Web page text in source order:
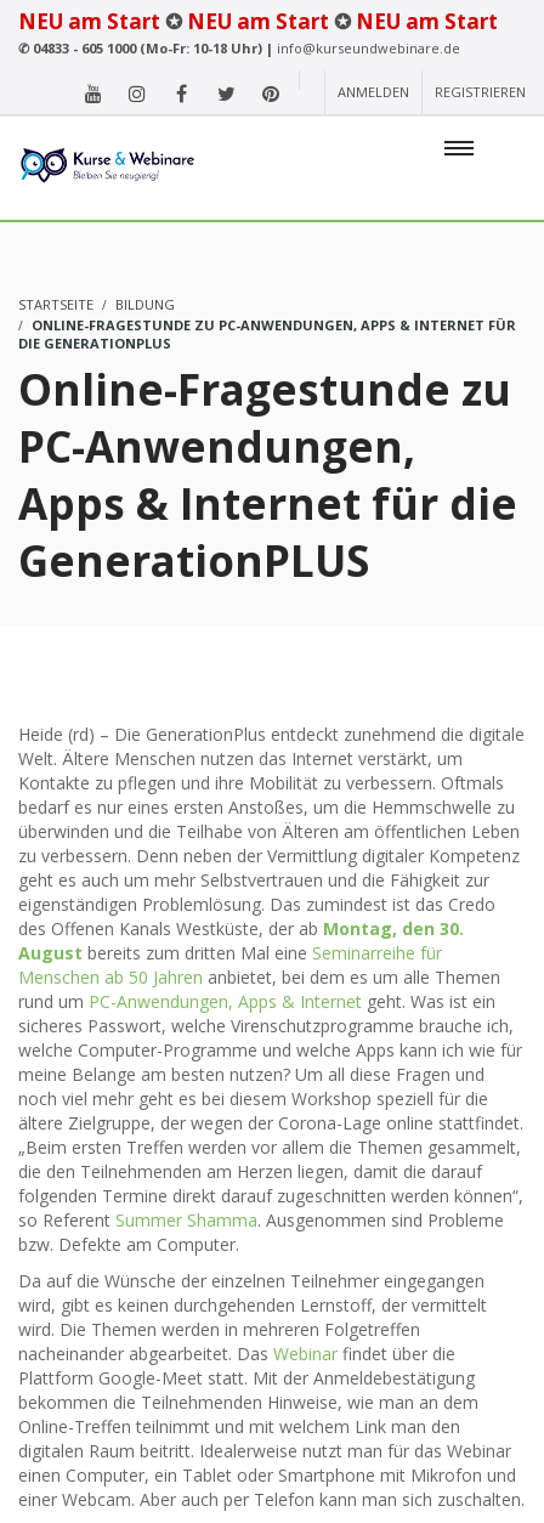
NEU am Start ✪ NEU am Start ✪ NEU am Start
✆04833 - 605 1000 (Mo-Fr: 10-18 Uhr) | info@kurseundwebinare.de
ANMELDEN REGISTRIEREN
STARTSEITE
BILDUNG
ONLINE-FRAGESTUNDE ZU PC-ANWENDUNGEN, APPS & INTERNET FÜR
DIE GENERATIONPLUS
Online-Fragestunde zu
PC-Anwendungen,
Apps & Internet für die
GenerationPLUS
Heide (rd) – Die GenerationPlus entdeckt zunehmend die digitale
Welt. Ältere Menschen nutzen das Internet verstärkt, um
Kontakte zu pflegen und ihre Mobilität zu verbessern. Oftmals
bedarf es nur eines ersten Anstoßes, um die Hemmschwelle zu
überwinden und die Teilhabe von Älteren am öffentlichen Leben
zu verbessern. Denn neben der Vermittlung digitaler Kompetenz
geht es auch um mehr Selbstvertrauen und die Fähigkeit zur
eigenständigen Problemlösung. Das zumindest ist das Credo
des Offenen Kanals Westküste, der ab Montag, den 30.
August bereits zum dritten Mal eine Seminarreihe für
Menschen ab 50 Jahren anbietet, bei dem es um alle Themen
rund um PC-Anwendungen, Apps & Internet geht. Was ist ein
sicheres Passwort, welche Virenschutzprogramme brauche ich,
welche Computer-Programme und welche Apps kann ich wie für
meine Belange am besten nutzen? Um all diese Fragen und
noch viel mehr geht es bei diesem Workshop speziell für die
ältere Zielgruppe, der wegen der Corona-Lage online stattfindet.
„Beim ersten Treffen werden vor allem die Themen gesammelt,
die den Teilnehmenden am Herzen liegen, damit die darauf
folgenden Termine direkt darauf zugeschnitten werden können“,
so Referent Summer Shamma. Ausgenommen sind Probleme
bzw. Defekte am Computer.
Da auf die Wünsche der einzelnen Teilnehmer eingegangen
wird, gibt es keinen durchgehenden Lernstoff, der vermittelt
wird. Die Themen werden in mehreren Folgetreffen
nacheinander abgearbeitet. Das Webinar findet über die
Plattform Google-Meet statt. Mit der Anmeldebestätigung
bekommen die Teilnehmenden Hinweise, wie man an dem
Online-Treffen teilnimmt und mit welchem Link man den
digitalen Raum beitritt. Idealerweise nutzt man für das Webinar
einen Computer, ein Tablet oder Smartphone mit Mikrofon und
einer Webcam. Aber auch per Telefon kann man sich zuschalten.